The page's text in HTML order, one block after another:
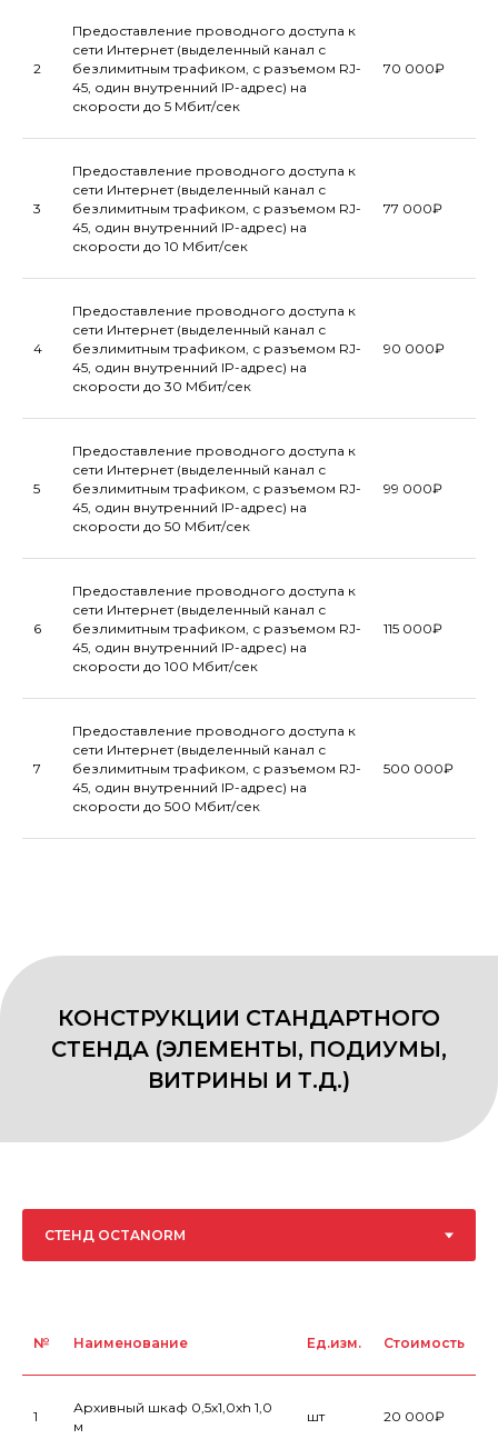
2
Предоставление проводного доступа к
сети Интернет (выделенный канал с
безлимитным трафиком, с разъемом RJ-
45, один внутренний IP-адрес) на
скорости до 5 Мбит/сек
70 000₽
3
Предоставление проводного доступа к
сети Интернет (выделенный канал с
безлимитным трафиком, с разъемом RJ-
45, один внутренний IP-адрес) на
скорости до 10 Мбит/сек
77 000₽
4
Предоставление проводного доступа к
сети Интернет (выделенный канал с
безлимитным трафиком, с разъемом RJ-
45, один внутренний IP-адрес) на
скорости до 30 Мбит/сек
90 000₽
5
Предоставление проводного доступа к
сети Интернет (выделенный канал с
безлимитным трафиком, с разъемом RJ-
45, один внутренний IP-адрес) на
скорости до 50 Мбит/сек
99 000₽
6
Предоставление проводного доступа к
сети Интернет (выделенный канал с
безлимитным трафиком, с разъемом RJ-
45, один внутренний IP-адрес) на
скорости до 100 Мбит/сек
115 000₽
7
Предоставление проводного доступа к
сети Интернет (выделенный канал с
безлимитным трафиком, с разъемом RJ-
45, один внутренний IP-адрес) на
скорости до 500 Мбит/сек
500 000₽
№ Наименование Ед.изм. Стоимость
1
Архивный шкаф 0,5х1,0хh 1,0
м
шт 20 000₽
ЭЛЕКТРООБОРУДОВАНИЕ СТЕНДА